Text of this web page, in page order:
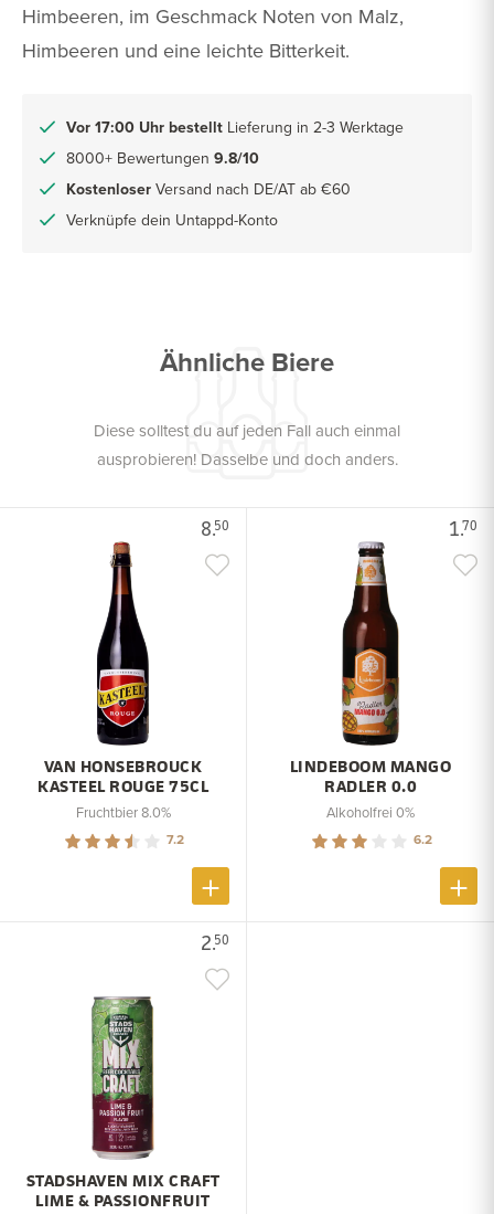
Himbeeren, im Geschmack Noten von Malz,
Himbeeren und eine leichte Bitterkeit.
Vor 17:00 Uhr bestellt Lieferung in 2-3 Werktage
8000+ Bewertungen 9.8/10
Kostenloser Versand nach DE/AT ab €60
Verknüpfe dein Untappd-Konto
Ähnliche Biere
Diese solltest du auf jeden Fall auch einmal
ausprobieren! Dasselbe und doch anders.
8.50
VAN HONSEBROUCK
KASTEEL ROUGE 75CL
Fruchtbier 8.0%
7.2
1.70
LINDEBOOM MANGO
RADLER 0.0
Alkoholfrei 0%
6.2
2.50
STADSHAVEN MIX CRAFT
LIME & PASSIONFRUIT